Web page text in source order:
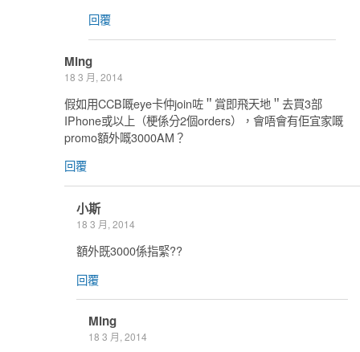
回覆
Ming
18 3 月, 2014
假如用CCB嘅eye卡仲join咗＂賞即飛天地＂去買3部
IPhone或以上（梗係分2個orders），會唔會有佢宜家嘅
promo額外嘅3000AM？
回覆
小斯
18 3 月, 2014
額外既3000係指緊??
回覆
Ming
18 3 月, 2014